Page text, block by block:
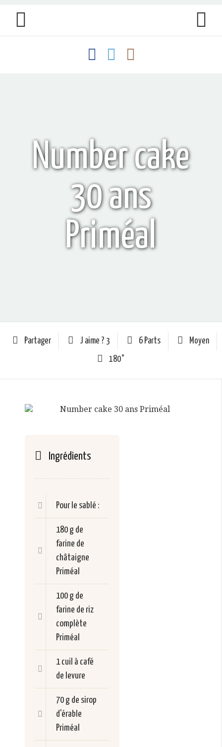
Number cake
30 ans
Priméal
Partager J aime ? 3 6 Parts Moyen
180°
Ingrédients
Pour le sablé :
180 g de
farine de
châtaigne
Priméal
100 g de
farine de riz
complète
Priméal
1 cuil à café
de levure
70 g de sirop
d'érable
Priméal